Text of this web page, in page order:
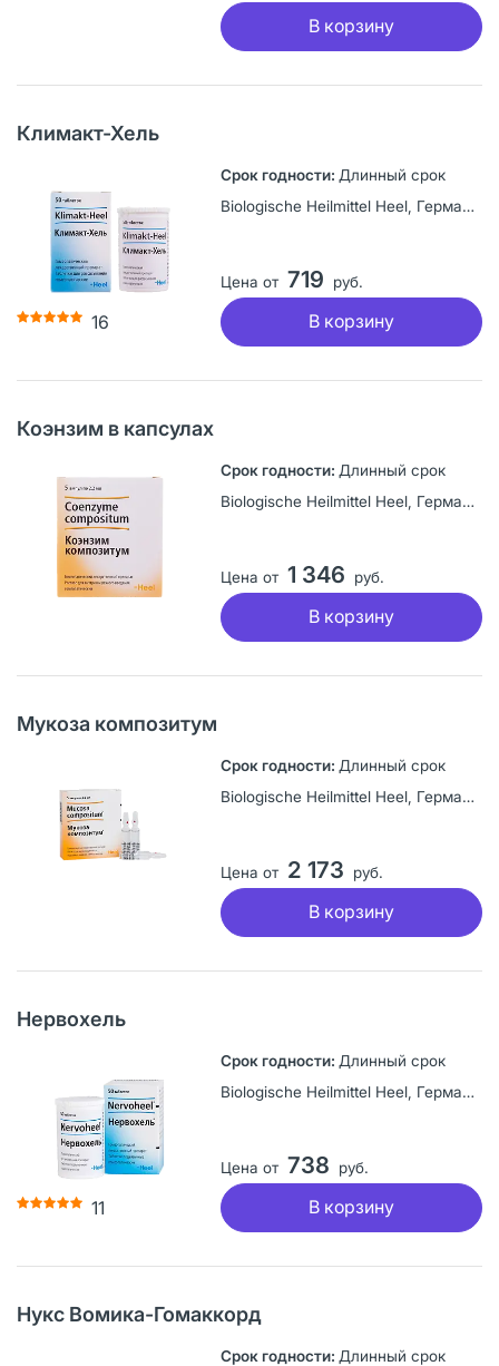
В корзину
Климакт-Хель
16
Длинный срок
Biologische Heilmittel Heel, Германия
Цена от 719 руб.
В корзину
Коэнзим в капсулах
Длинный срок
Biologische Heilmittel Heel, Германия
Цена от 1 346 руб.
В корзину
Мукоза композитум
Длинный срок
Biologische Heilmittel Heel, Германия
Цена от 2 173 руб.
В корзину
Нервохель
11
Длинный срок
Biologische Heilmittel Heel, Германия
Цена от 738 руб.
В корзину
Нукс Вомика-Гомаккорд
Длинный срок